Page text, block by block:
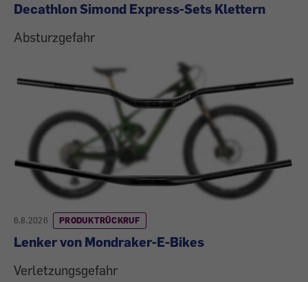
Decathlon Simond Express-Sets Klettern
Absturzgefahr
6.8.2026 PRODUKTRÜCKRUF
Lenker von Mondraker-E-Bikes
Verletzungsgefahr